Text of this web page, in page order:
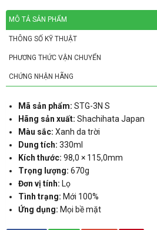
MÔ TẢ SẢN PHẨM
THÔNG SỐ KỸ THUẬT
PHƯƠNG THỨC VẬN CHUYỂN
CHỨNG NHẬN HÃNG
Mã sản phẩm: STG-3N S
Hãng sản xuất: Shachihata Japan
Màu sắc: Xanh da trời
Dung tích: 330ml
Kích thước: 98,0 × 115,0mm
Trọng lượng: 670g
Đơn vị tính: Lọ
Tình trạng: Mới 100%
Ứng dụng: Mọi bề mặt